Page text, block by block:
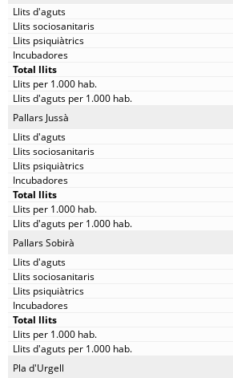
Pallars Jussà
Pallars Sobirà
Pla d'Urgell